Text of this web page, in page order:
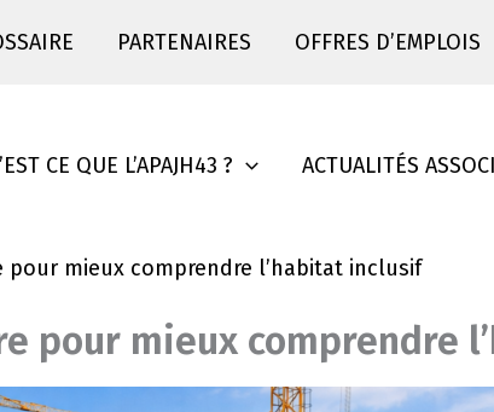
PARTENAIRES OFFRES D’EMPLOIS
CE QUE L’APAJH43 ? ACTUALITÉS
pour mieux comprendre l’habitat inclusif
pour mieux comprendre